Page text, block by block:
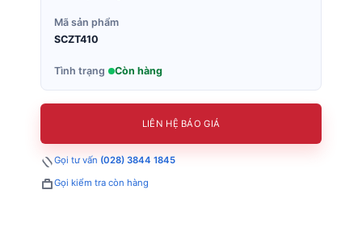
Mã sản phẩm
SCZT410
Tình trạng Còn hàng
LIÊN HỆ BÁO GIÁ
Gọi tư vấn (028) 3844 1845
Gọi kiểm tra còn hàng